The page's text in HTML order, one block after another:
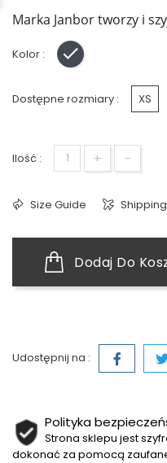
Marka Janbor tworzy i
Kolor : Czarny
Dostępne rozmiary : XS
Ilość : + -
Size Guide Shipping
Dodaj Do
Udostępnij na :
Polityka
Strona sklepu jest
dokonać za pomocą